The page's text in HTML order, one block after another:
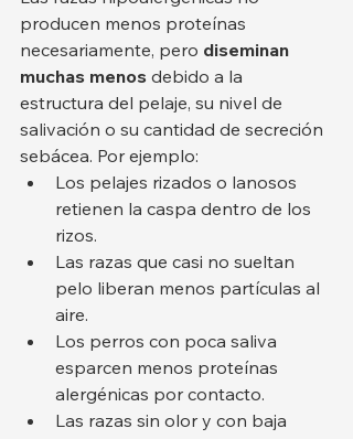
producen menos proteínas
necesariamente, pero diseminan
muchas menos debido a la
estructura del pelaje, su nivel de
salivación o su cantidad de secreción
sebácea. Por ejemplo:
Los pelajes rizados o lanosos
retienen la caspa dentro de los
rizos.
Las razas que casi no sueltan
pelo liberan menos partículas al
aire.
Los perros con poca saliva
esparcen menos proteínas
alergénicas por contacto.
Las razas sin olor y con baja